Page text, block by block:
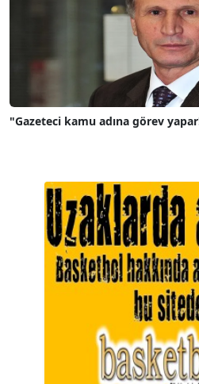
"Gazeteci kamu adına görev
A. BAHRİ
Köşe Yazarı